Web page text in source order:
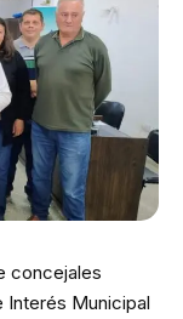
concejales
Interés Municipal